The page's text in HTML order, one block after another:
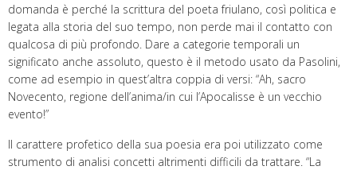
domanda è perché la scrittura del poeta friulano, così politica e
legata alla storia del suo tempo, non perde mai il contatto con
qualcosa di più profondo. Dare a categorie temporali un
significato anche assoluto, questo è il metodo usato da Pasolini,
come ad esempio in quest’altra coppia di versi: “Ah, sacro
Novecento, regione dell’anima/in cui l’Apocalisse è un vecchio
evento!”
Il carattere profetico della sua poesia era poi utilizzato come
strumento di analisi concetti altrimenti difficili da trattare. “La